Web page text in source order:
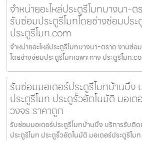
จำหน่ายอะไหล่ประตูรีโมทบางนา-
รับซ่อมประตูรีโมทโดยช่างซ่อมประ
ประตูรีโมท.com
จำหน่ายอะไหล่ประตูรีโมทบางนา-ตราด งานซ่อ
โดยช่างซ่อมประตูรีโมทเฉพาะทาง ประตูรีโมท
รับซ่อมมอเตอร์ประตูรีโมทบ้านบึง
ประตูรีโมท ประตูรั้วอัตโนมัติ มอเ
วงจร ราคาถูก
รับซ่อมมอเตอร์ประตูรีโมทบ้านบึง บริการรับติ
ประตูรีโมท ประตูรั้วอัตโนมัติ มอเตอร์ประตูรีโมท